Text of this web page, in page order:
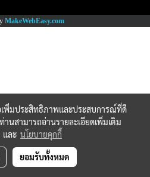
MakeWebEasy.com
เพิ่มประสิทธิภาพและประสบการณ์ที่ดี
านสามารถอ่านรายละเอียดเพิ่มเติม
และ นโยบายคุกกี้
ยอมรับทั้งหมด